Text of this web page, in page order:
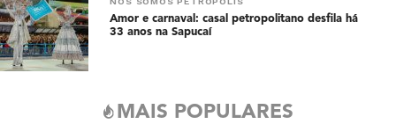
Amor e carnaval: casal petropolitano desfila há
33 anos na Sapucaí
MAIS POPULARES